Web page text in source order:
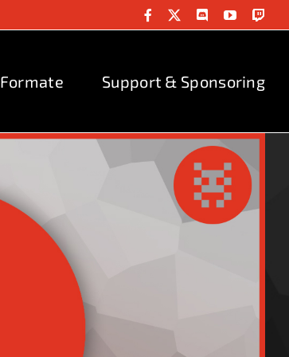
Facebook DiscordYouTube
Formate Support & Sponsoring